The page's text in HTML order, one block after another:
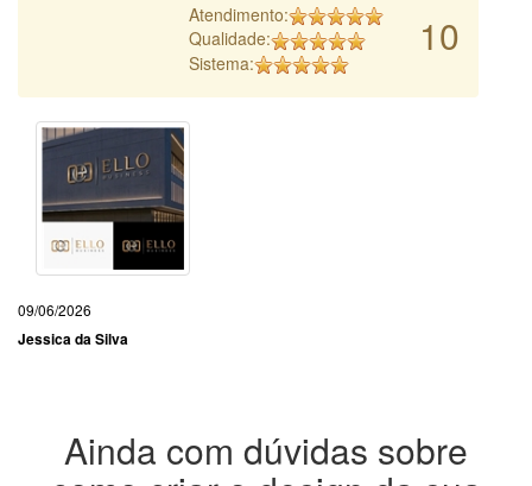
10
Atendimento:
Qualidade:
Sistema:
09/06/2026
Jessica da Silva
Ainda com dúvidas sobre